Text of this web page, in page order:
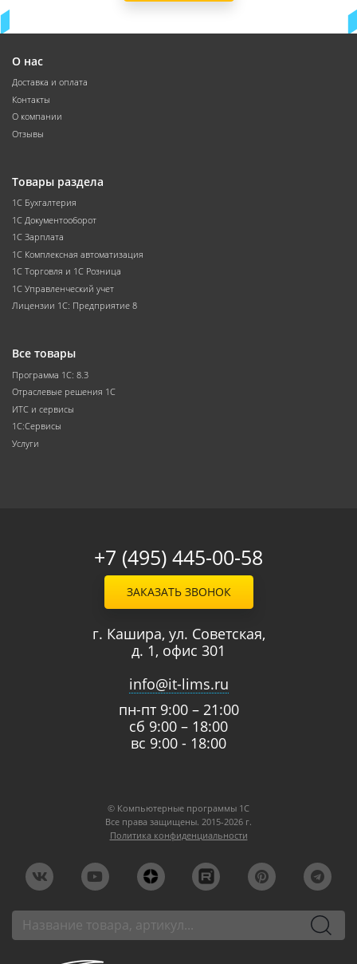
О нас
Доставка и оплата
Контакты
О компании
Отзывы
Товары раздела
1С Бухгалтерия
1С Документооборот
1С Зарплата
1С Комплексная автоматизация
1С Торговля и 1С Розница
1С Управленческий учет
Лицензии 1С: Предприятие 8
Все товары
Программа 1С: 8.3
Отраслевые решения 1С
ИТС и сервисы
1С:Сервисы
Услуги
+7 (495) 445-00-58
ЗАКАЗАТЬ ЗВОНОК
г. Кашира, ул. Советская,
д. 1, офис 301
info@it-lims.ru
пн-пт 9:00 – 21:00
сб 9:00 – 18:00
вс 9:00 - 18:00
© Компьютерные программы 1C
Все права защищены. 2015-2026 г.
Политика конфиденциальности